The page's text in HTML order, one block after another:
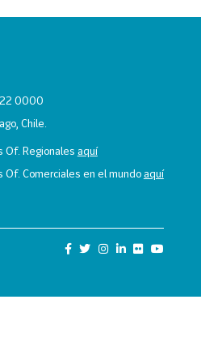
0000
Chile.
Of. Regionales aquí
Of. Comerciales en el mundoaquí